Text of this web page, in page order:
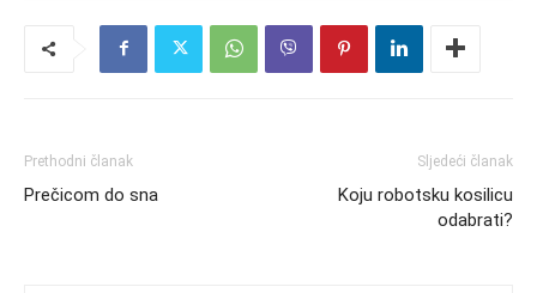
Prethodni članak
Prečicom do sna
Sljedeći članak
Koju robotsku kosilicu
odabrati?